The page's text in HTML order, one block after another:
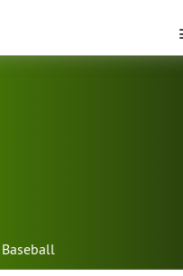
Baseball